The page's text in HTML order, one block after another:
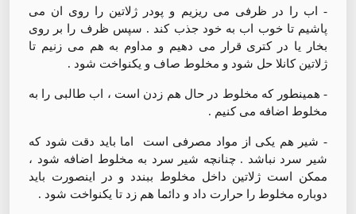
- اب را در ظرفی می ریزیم و پودر ژلاتین را روی ان می
پاشیم تا خوب اب به خود جذب کند . سپس ظرف را بر روی
بخار یا در کتری قرار می دهیم و مداوم به هم می زنیم تا
ژلاتین کانلا حل شود و مخلوط صاف و یکنواخت شود .
- همینطور که مخلوط در حال هم زدن است ، اب طالبی را به
مخلوط اضافه می کنیم .
- شیر هم یکی از مواد مصرفی است ‌ اما باید دقت شود که
شیر سرد نباشد . چنانچه شیر سرد به مخلوط اضافه شود ،
ممکن است ژلاتین داخل مخلوط ببندد و در اینصورت باید
دوباره مخلوط را حرارت داد و دائما هم زد تا یکنواخت شود .